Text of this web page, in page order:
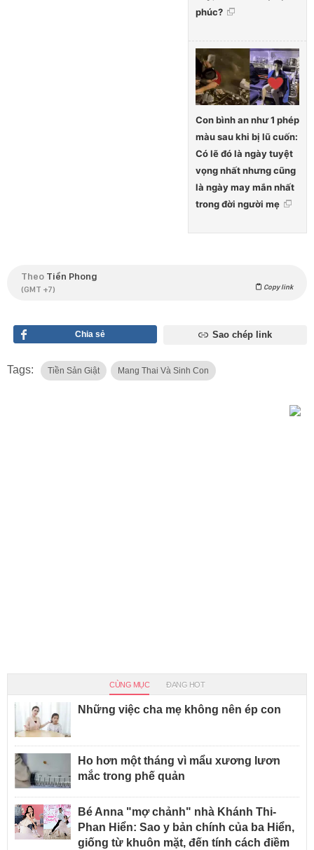
phúc?
Con bình an như 1 phép
màu sau khi bị lũ cuốn:
Có lẽ đó là ngày tuyệt
vọng nhất nhưng cũng
là ngày may mắn nhất
trong đời người mẹ
Theo Tiền Phong
(GMT +7) Copy link
Chia sẻ Sao chép link
Tags: Tiền Sản Giật Mang Thai Và Sinh Con
CÙNG MỤC ĐANG HOT
Những việc cha mẹ không nên ép con
Ho hơn một tháng vì mẩu xương lươn
mắc trong phế quản
Bé Anna "mợ chảnh" nhà Khánh Thi-
Phan Hiển: Sao y bản chính của ba Hiển,
giống từ khuôn mặt, đến tính cách điềm